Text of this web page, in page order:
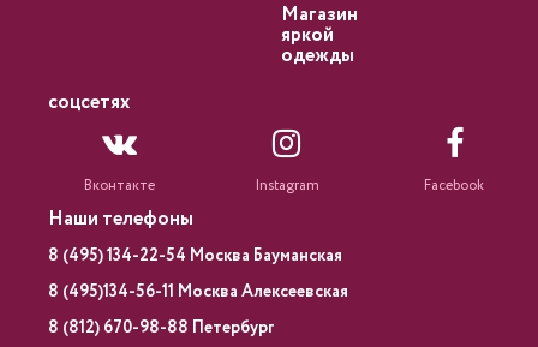
Магазин
яркой
одежды
соцсетях
Вконтакте Instagram Facebook
Наши телефоны
8 (495) 134-22-54 Москва Бауманская
8 (495)134-56-11 Москва Алексеевская
8 (812) 670-98-88 Петербург